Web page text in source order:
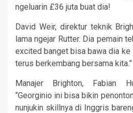
ngeluarin £36 juta buat dia!
David Weir, direktur teknik
lama ngejar Rutter. Dia pemain
excited banget bisa bawa dia ke
terus berkembang bersama kita.”
Manajer Brighton, Fabian
“Georginio ini bisa bikin
nunjukin skillnya di Inggris